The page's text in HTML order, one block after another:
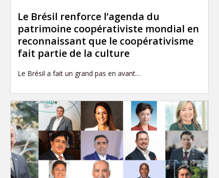
Le Brésil renforce l’agenda du
patrimoine coopérativiste mondial en
reconnaissant que le coopérativisme
fait partie de la culture
Le Brésil a fait un grand pas en avant…